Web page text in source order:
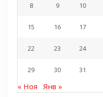
8 9 10
15 16 17
22 23 24
29 30 31
« Ноя Янв »